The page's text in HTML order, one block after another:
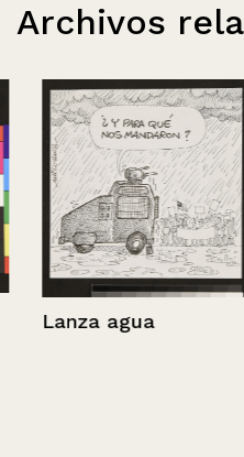
Archivos
Lanza agua